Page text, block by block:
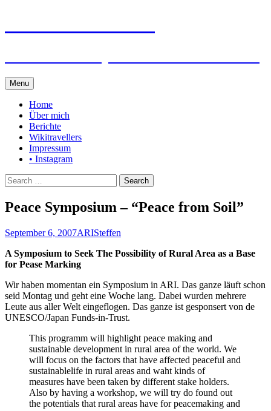
Menu Skip
to
content
Home
Über mich
Berichte
Wikitravellers
Impressum
• Instagram
Search
for:
Peace Symposium – “Peace from Soil”
September 6, 2007ARISteffen
A Symposium to Seek The Possibility of Rural Area as a Base
for Pease Marking
Wir haben momentan ein Symposium in ARI. Das ganze läuft schon
seid Montag und geht eine Woche lang. Dabei wurden mehrere
Leute aus aller Welt eingeflogen. Das ganze ist gesponsert von de
UNESCO/Japan Funds-in-Trust.
This programm will highlight peace making and
sustainable development in rural area of the world. We
will focus on the factors that have affected peaceful and
sustainablelife in rural areas and waht kinds of
measures have been taken by different stake holders.
Also by having a workshop, we will try do found out
the potentials that rural areas have for peacemaking and